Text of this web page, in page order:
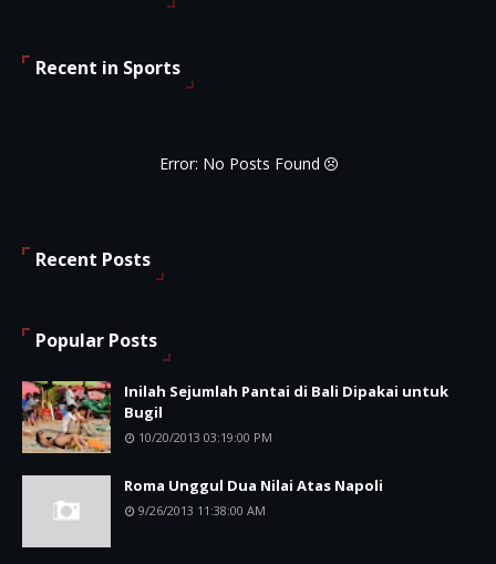
Recent in Sports
Error: No Posts Found
Recent Posts
Popular Posts
Inilah Sejumlah Pantai di Bali Dipakai untuk
Bugil
10/20/2013 03:19:00 PM
Roma Unggul Dua Nilai Atas Napoli
9/26/2013 11:38:00 AM